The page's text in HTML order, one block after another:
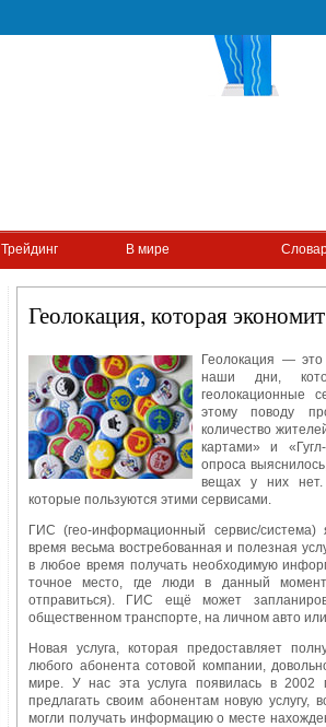
Трейдинг В мире
Геолокация, которая
Геолокация —
наши дни,
геолокационные
этому поводу
количество
картами» и
опроса
вещах у них нет.
которые пользуются этими сервисами.
ГИС (гео-информационный сервис/
время весьма востребованная и полезная
в любое время получать необходимую
точное место, где люди в данный
отправиться). ГИС ещё может
общественном транспорте, на личном авто
Новая услуга, которая предоставляет
любого абонента сотовой компании,
мире. У нас эта услуга появилась в 2002
предлагать своим абонентам новую услугу,
могли получать информацию о месте